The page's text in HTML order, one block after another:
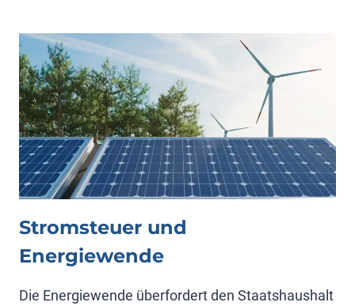
DEN
AUS-
KNOPF?
Stromsteuer und
Energiewende
Die Energiewende überfordert den Staatshaushalt